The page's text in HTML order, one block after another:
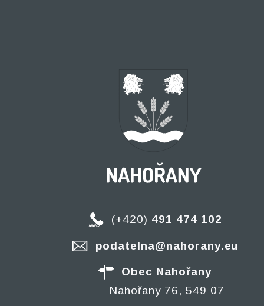
(+420) 491 474 102
podatelna@nahorany.eu
Obec Nahořany
Nahořany 76, 549 07